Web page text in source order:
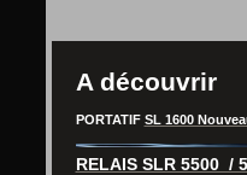
A découvrir
PORTATIF SL 1600
RELAIS SLR 5500 /